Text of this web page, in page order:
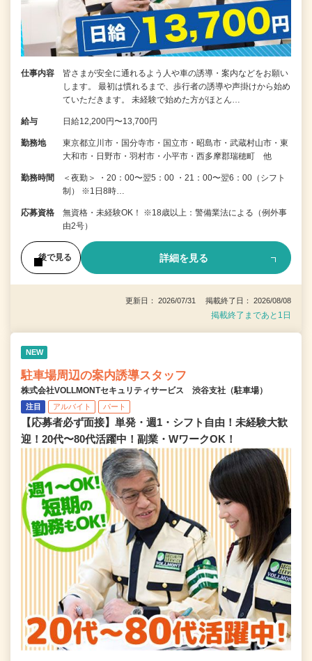
仕事内容
皆さまが安全に通れるよう人や車の誘導・案内などをお願い
します。 最初は慣れるまで、歩行者の誘導や声掛けから始め
ていただきます。 未経験で始めた方がほとん…
給与 日給12,200円〜13,700円
勤務地
東京都立川市・国分寺市・国立市・昭島市・武蔵村山市・東
大和市・日野市・羽村市・小平市・西多摩郡瑞穂町 他
勤務時間
＜夜勤＞ ・20：00〜翌5：00 ・21：00〜翌6：00（シフト
制） ※1日8時…
応募資格
無資格・未経験OK！ ※18歳以上：警備業法による（例外事
由2号）
後で見る 詳細を見る
更新日： 2026/07/31 掲載終了日： 2026/08/08
掲載終了まであと1日
NEW
駐車場周辺の案内誘導スタッフ
株式会社VOLLMONTセキュリティサービス 渋谷支社（駐車場）
注目 アルバイト パート
【応募者必ず面接】単発・週1・シフト自由！未経験大歓
迎！20代〜80代活躍中！副業・WワークOK！